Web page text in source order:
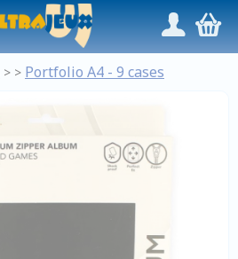
/,
> > Portfolio A4 - 9 cases